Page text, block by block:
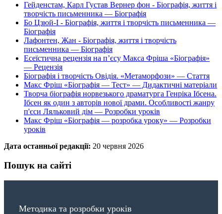
Гейденстам, Карл Густав Вернер фон - Біографія, життя і
творчість письменника — Біографія
Бо Цзюй-І - Біографія, життя і творчість письменника —
Біографія
Лафонтен, Жан - Біографія, життя і творчість
письменника — Біографія
Есеїстична рецензія на п’єсу Макса Фріша «Біографія»
— Рецензія
Біографія і творчість Овідія. «Метаморфози» — Стаття
Макс Фріш «Біографія — Тест» — Дидактичні матеріали
Творча біографія норвезького драматурга Генріка Ібсена.
Ібсен як один з авторів нової драми. Особливості жанру
п'єси Ляльковий дім — Розробки уроків
Макс Фріш «Біографія — розробка уроку» — Розробки
уроків
Дата останньої редакції: 20 червня 2026
Пошук на сайті
Методика та розробки уроків